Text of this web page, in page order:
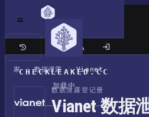
CHECKLEAKED.CC
加载中
经典站点
家 / 数据泄露 / Vianet
数据泄露登记册
Vianet 数据